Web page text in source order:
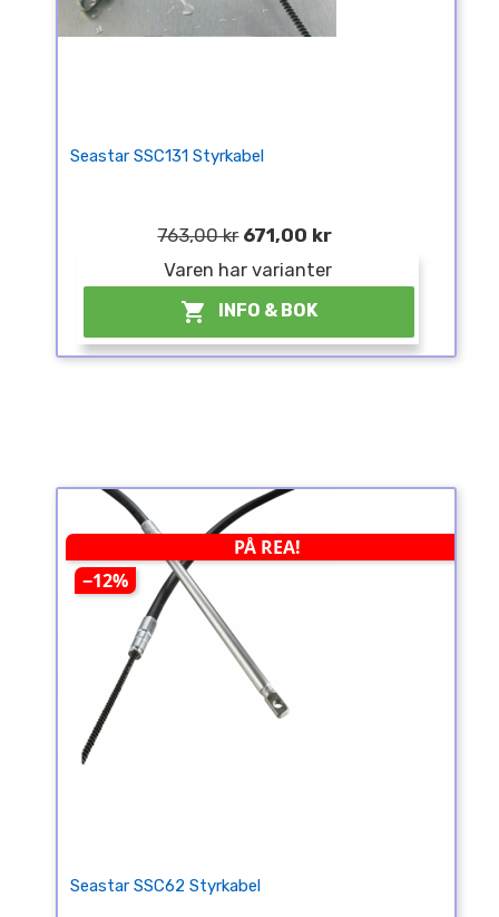
Seastar SSC131 Styrkabel
763,00 kr 671,00 kr
Varen har varianter
 INFO & BOK
PÅ REA!
−12%
Seastar SSC62 Styrkabel